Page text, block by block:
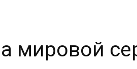
мировой